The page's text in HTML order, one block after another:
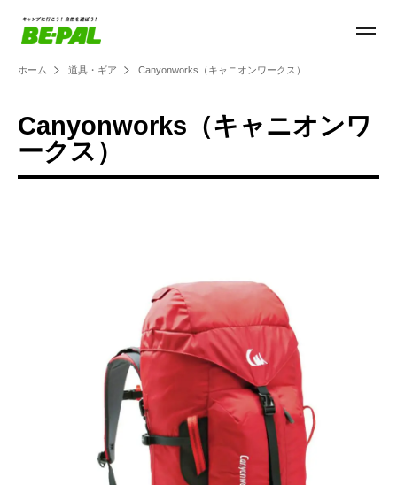
ホーム 道具・ギア Canyonworks（キャニオンワークス）
Canyonworks（キャニオンワ
ークス）